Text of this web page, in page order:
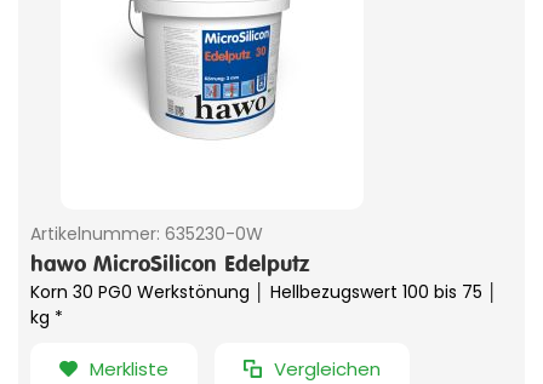
Artikelnummer: 635230-0W
hawo MicroSilicon Edelputz
Korn 30 PG0 Werkstönung │ Hellbezugswert 100 bis 75 │
kg *
Merkliste Vergleichen